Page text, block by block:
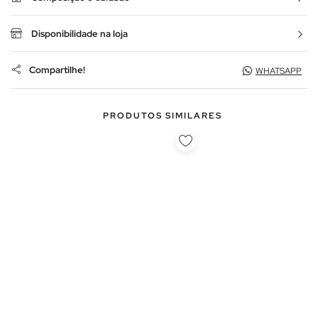
Disponibilidade na loja
Compartilhe! WHATSAPP
PRODUTOS SIMILARES